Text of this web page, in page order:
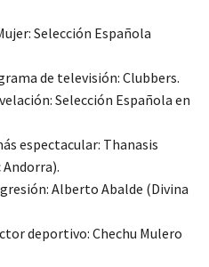
Selección Española
de televisión: Clubbers.
Selección Española en
espectacular: Thanasis
Alberto Abalde (Divina
deportivo: Chechu Mulero